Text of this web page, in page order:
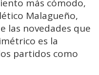
más cómodo,
Malagueño,
las novedades que
es la
partidos como